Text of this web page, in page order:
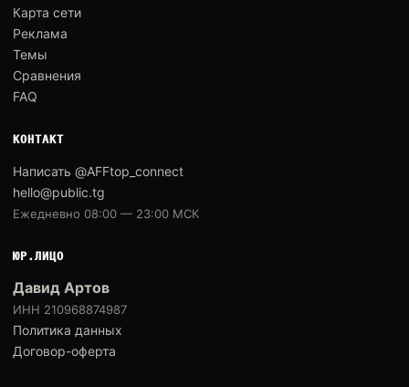
Карта сети
Реклама
Темы
Сравнения
FAQ
КОНТАКТ
Написать @AFFtop_connect
hello@public.tg
Ежедневно 08:00 — 23:00 МСК
ЮР.ЛИЦО
Давид Артов
ИНН 210968874987
Политика данных
Договор-оферта